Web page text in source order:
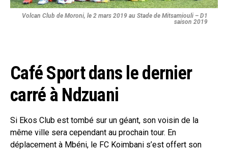
Volcan Club de Moroni, le 2 mars 2019 au Stade de Mitsamiouli – D1
saison 2019
Café Sport dans le dernier
carré à Ndzuani
Si Ekos Club est tombé sur un géant, son voisin de la
même ville sera cependant au prochain tour. En
déplacement à Mbéni, le FC Koimbani s’est offert son